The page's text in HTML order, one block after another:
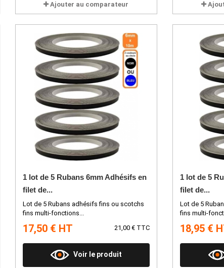
Ajouter au comparateur
1 lot de 5 Rubans 6mm Adhésifs en
filet de...
Lot de 5 Rubans adhésifs fins ou scotchs
fins multi-fonctions...
17,50 € HT 21,00 € TTC
Voir le produit
1 lot de 5
filet de...
Lot de 5
fins multi-
18,95 €